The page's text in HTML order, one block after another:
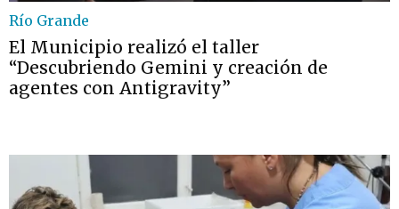
Río Grande
El Municipio realizó el taller
“Descubriendo Gemini y creación de
agentes con Antigravity”